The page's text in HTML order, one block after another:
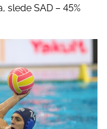
slede SAD – 45%